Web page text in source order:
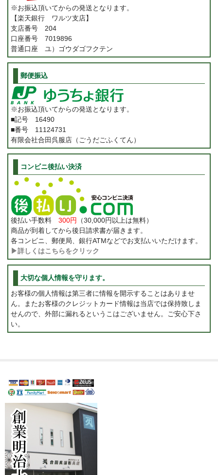
※お振込頂いてからの発送となります。
【楽天銀行 ワルツ支店】
支店番号 204
口座番号 7019896
普通口座 ユ）ゴウダゴフクテン
郵便振込
※お振込頂いてからの発送となります。
■記号 16490
■番号 11124731
有限会社合田呉服店（ごうだごふくてん）
コンビニ後払い決済
後払い手数料 300円
（30,000円以上は無料）
商品が到着してから後日請求書が届きます。
各コンビニ、郵便局、銀行ATMなどでお支払いいただけます。
▶詳しくはこちらをクリック
大切な個人情報を守ります。
お客様の個人情報は第三者に情報を開示することはありませ
ん。またお客様のクレジットカード情報は当店では保持致しま
せんので、外部に漏れるというこはございません。ご安心下さ
い。